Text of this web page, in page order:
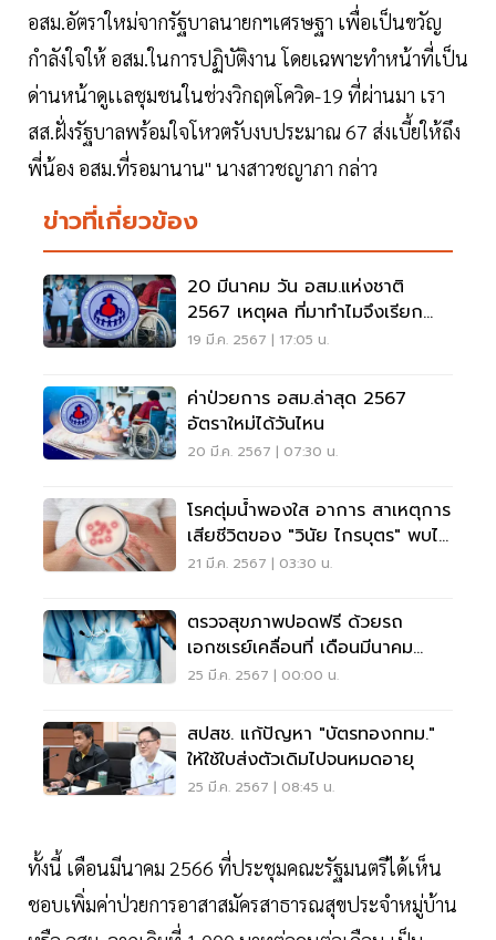
อสม.อัตราใหม่จากรัฐบาลนายกฯเศรษฐา เพื่อเป็นขวัญ
กำลังใจให้ อสม.ในการปฏิบัติงาน โดยเฉพาะทำหน้าที่เป็น
ด่านหน้าดูเเลชุมชนในช่วงวิกฤตโควิด-19 ที่ผ่านมา เรา
สส.ฝั่งรัฐบาลพร้อมใจโหวตรับงบประมาณ 67 ส่งเบี้ยให้ถึง
พี่น้อง อสม.ที่รอมานาน" นางสาวชญาภา กล่าว
ข่าวที่เกี่ยวข้อง
20 มีนาคม วัน อสม.แห่งชาติ
2567 เหตุผล ที่มาทำไมจึงเรียก
"อสม."
19 มี.ค. 2567 | 17:05 น.
ค่าป่วยการ อสม.ล่าสุด 2567
อัตราใหม่ได้วันไหน
20 มี.ค. 2567 | 07:30 น.
โรคตุ่มน้ำพองใส อาการ สาเหตุการ
เสียชีวิตของ "วินัย ไกรบุตร" พบได้
3 ในแสนคน
21 มี.ค. 2567 | 03:30 น.
ตรวจสุขภาพปอดฟรี ด้วยรถ
เอกซเรย์เคลื่อนที่ เดือนมีนาคม
2567
25 มี.ค. 2567 | 00:00 น.
สปสช. แก้ปัญหา "บัตรทองกทม."
ให้ใช้ใบส่งตัวเดิมไปจนหมดอายุ
25 มี.ค. 2567 | 08:45 น.
ทั้งนี้ เดือนมีนาคม 2566 ที่ประชุมคณะรัฐมนตรีได้เห็น
ชอบเพิ่มค่าป่วยการอาสาสมัครสาธารณสุขประจำหมู่บ้าน